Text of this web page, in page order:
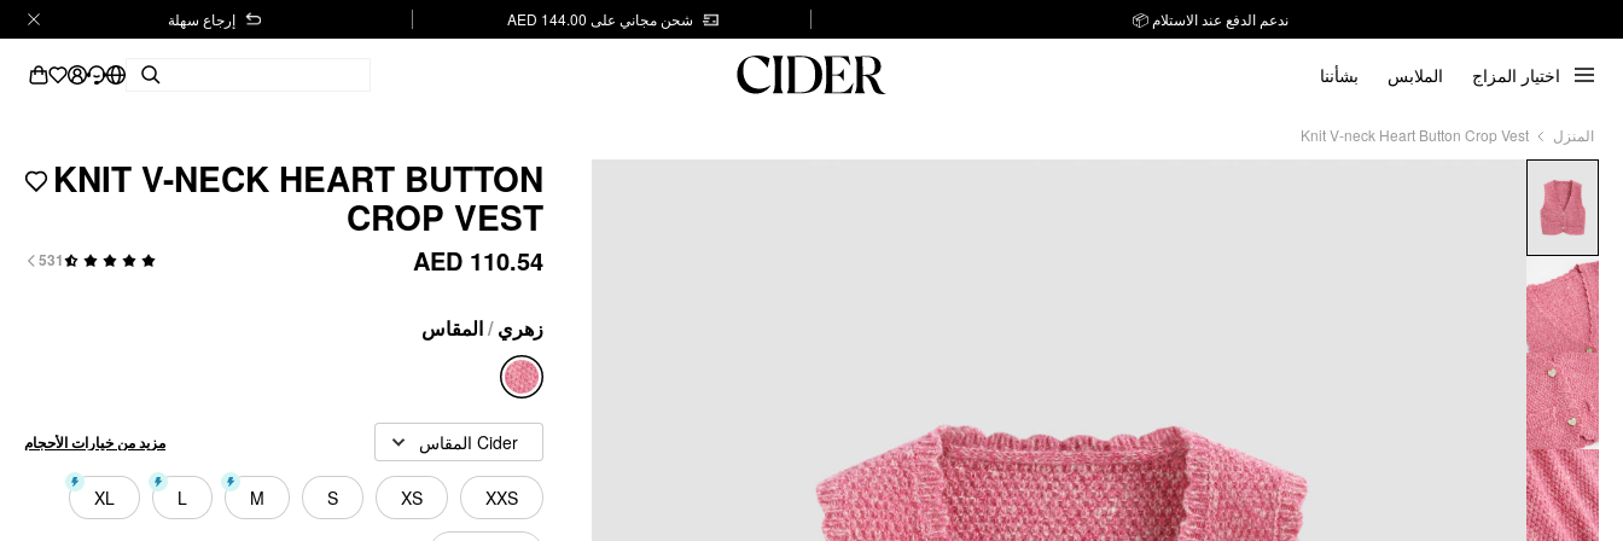
ندعم الدفع عند الاستلام 📦 شحن مجاني على AED 144.00 إرجاع سهلة
اختيار المزاج الملابس بشأننا
المنزل Knit V-neck Heart Button Crop Vest
KNIT V-NECK HEART BUTTON
CROP VEST
AED 110.54
531
زهري /المقاس
Cider المقاس مزيد من خيارات الأحجام
XXS
XS
S
M
L
XL